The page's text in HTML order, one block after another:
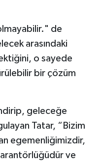
de
arasındaki
o sayede
bir çözüm
geleceğe
Tatar, “Bizim
egemenliğimizdir,
ve